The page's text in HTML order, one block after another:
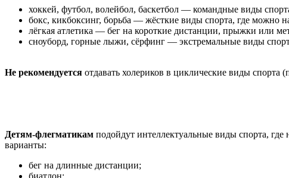
хоккей, футбол, волейбол, баскетбол — командные виды
бокс, кикбоксинг, борьба — жёсткие виды спорта, где можно
лёгкая атлетика — бег на короткие дистанции, прыжки или
сноуборд, горные лыжи, сёрфинг — экстремальные виды
Не рекомендуется отдавать холериков в циклические виды
Детям-флегматикам подойдут интеллектуальные виды спорта,
варианты:
бег на длинные дистанции;
биатлон;